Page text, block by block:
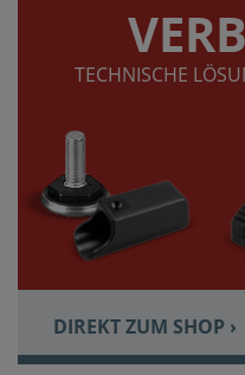
TECHNISCHE
DIREKT ZUM SHOP ›